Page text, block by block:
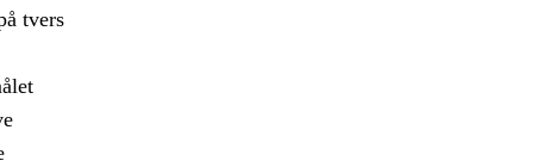
tvers